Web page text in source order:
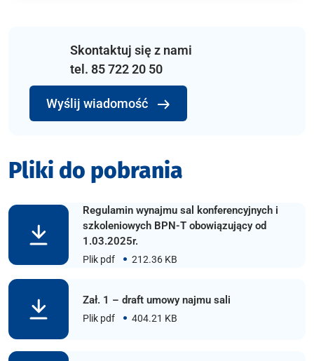
Skontaktuj się z nami
tel. 85 722 20 50
Wyślij wiadomość
Pliki do pobrania
Regulamin wynajmu sal konferencyjnych i
szkoleniowych BPN-T obowiązujący od
1.03.2025r.
Plik pdf 212.36 KB
Zał. 1 – draft umowy najmu sali
Plik pdf 404.21 KB